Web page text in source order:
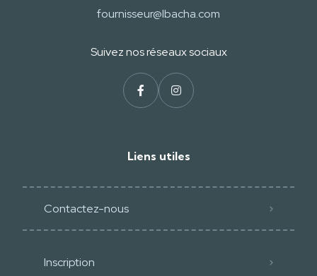
fournisseur@lbacha.com
Suivez nos réseaux sociaux
Liens utiles
Contactez-nous
Inscription